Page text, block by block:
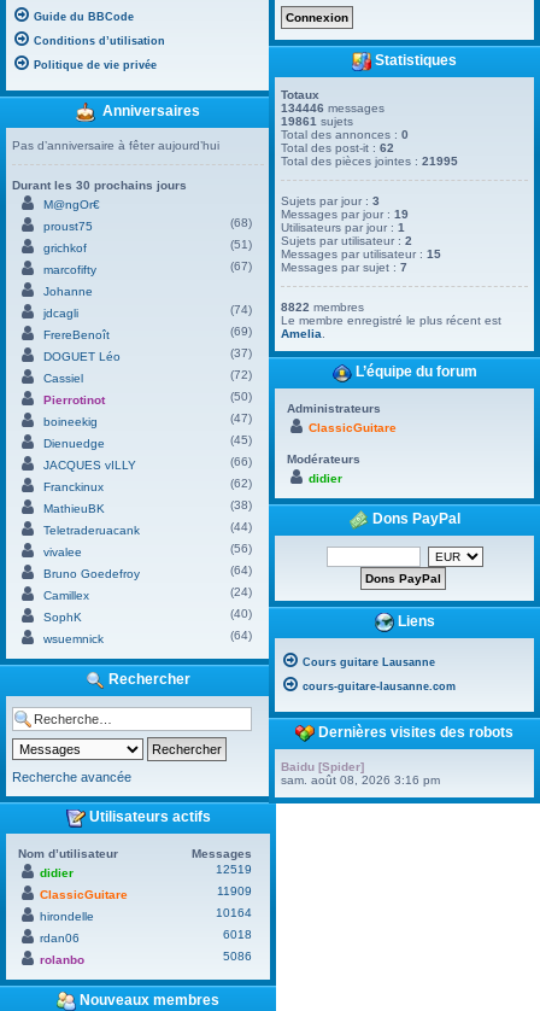
Guide du BBCode
Conditions d’utilisation
Politique de vie privée
Anniversaires
Pas d’anniversaire à fêter aujourd’hui
Durant les 30 prochains jours
M@ngOr€
proust75
(68)
grichkof
(51)
marcofifty
(67)
Johanne
jdcagli
(74)
FrereBenoît
(69)
DOGUET Léo
(37)
Cassiel
(72)
Pierrotinot
(50)
boineekig
(47)
Dienuedge
(45)
JACQUES vILLY
(66)
Franckinux
(62)
MathieuBK
(38)
Teletraderuacank
(44)
vivalee
(56)
Bruno Goedefroy
(64)
Camillex
(24)
SophK
(40)
wsuemnick
(64)
Rechercher
Recherche avancée
Utilisateurs actifs
Nom d’utilisateur
Messages
didier
12519
ClassicGuitare
11909
hirondelle
10164
rdan06
6018
rolanbo
5086
Nouveaux membres
Statistiques
Totaux
134446 messages
19861 sujets
Total des annonces :0
Total des post-it :62
Total des pièces jointes :21995
Sujets par jour :3
Messages par jour :19
Utilisateurs par jour :1
Sujets par utilisateur :2
Messages par utilisateur :15
Messages par sujet :7
8822 membres
Le membre enregistré le plus récent est
Amelia
L’équipe du forum
Administrateurs
ClassicGuitare
Modérateurs
didier
Dons PayPal
Liens
Cours guitare Lausanne
cours-guitare-lausanne.com
Dernières visites des robots
Baidu [Spider]
sam. août 08, 2026 3:16 pm